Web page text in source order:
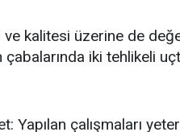
kalitesi üzerine de
çabalarında iki tehlikeli
Yapılan çalışmaları